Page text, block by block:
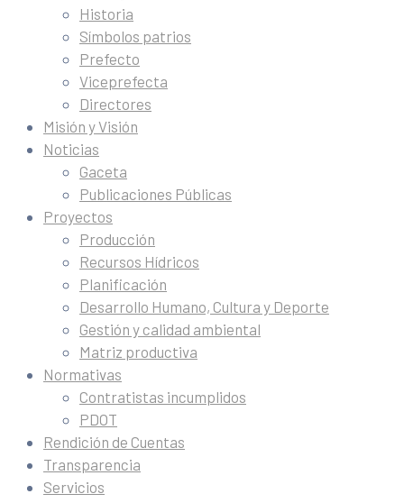
Historia
Símbolos patrios
Prefecto
Viceprefecta
Directores
Misión y Visión
Noticias
Gaceta
Publicaciones Públicas
Proyectos
Producción
Recursos Hídricos
Planificación
Desarrollo Humano, Cultura y Deporte
Gestión y calidad ambiental
Matriz productiva
Normativas
Contratistas incumplidos
PDOT
Rendición de Cuentas
Transparencia
Servicios